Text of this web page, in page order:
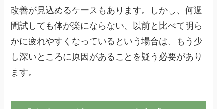
改善が見込めるケースもあります。しかし、何週
間試しても体が楽にならない、以前と比べて明ら
かに疲れやすくなっているという場合は、もう少
し深いところに原因があることを疑う必要があり
ます。